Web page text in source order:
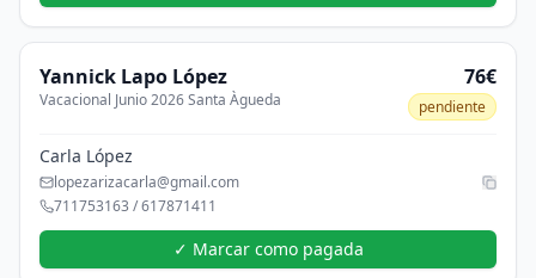
Yannick Lapo López
Vacacional Junio 2026 Santa Àgueda
76€
pendiente
Carla López
lopezarizacarla@gmail.com
711753163 / 617871411
✓ Marcar como pagada